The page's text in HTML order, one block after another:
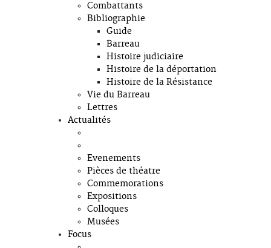
Combattants
Bibliographie
Guide
Barreau
Histoire judiciaire
Histoire de la déportation
Histoire de la Résistance
Vie du Barreau
Lettres
Actualités
Evenements
Pièces de théatre
Commemorations
Expositions
Colloques
Musées
Focus